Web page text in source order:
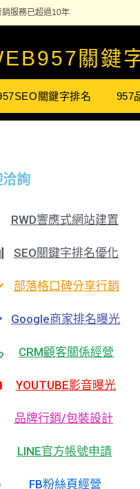
服務已超過10年
關鍵
關鍵字排名 957
詢
RWD響應式網站建置
SEO關鍵字排名優化
部落格口碑分享行銷
Google商家排名曝光
CRM顧客關係經營
YOUTUBE影音曝光
品牌行銷/包裝設計
LINE官方帳號申請
FB粉絲頁經營